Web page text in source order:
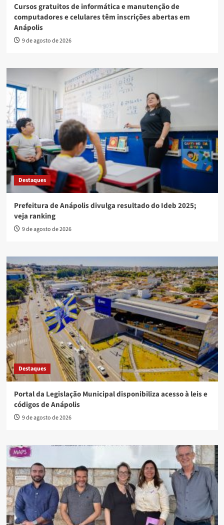
Cursos gratuitos de informática e manutenção de
computadores e celulares têm inscrições abertas em
Anápolis
9 de agosto de 2026
Destaques
Prefeitura de Anápolis divulga resultado do Ideb 2025;
veja ranking
9 de agosto de 2026
Destaques
Portal da Legislação Municipal disponibiliza acesso à leis e
códigos de Anápolis
9 de agosto de 2026